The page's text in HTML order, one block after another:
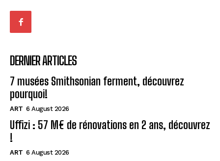
DERNIER ARTICLES
7 musées Smithsonian ferment, découvrez
pourquoi!
ART 6 August 2026
Uffizi : 57 M€ de rénovations en 2 ans, découvrez
!
ART 6 August 2026